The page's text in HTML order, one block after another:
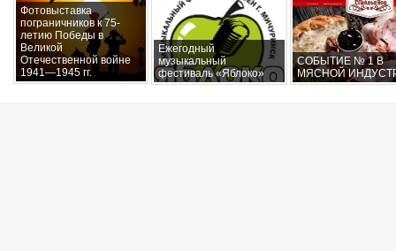
Фотовыставка
пограничников к 75-
летию Победы в
Великой
Отечественной войне
1941—1945 гг.
Ежегодный
музыкальный
фестиваль «Яблоко»
СОБЫТИЕ № 1 В
МЯСНОЙ